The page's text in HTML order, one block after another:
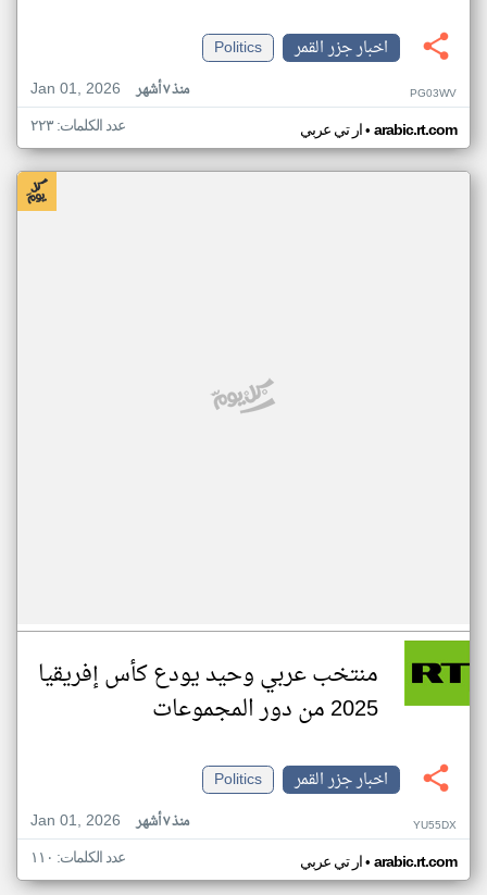
اخبار جزر القمر
Politics
Jan 01, 2026
منذ ٧ أشهر PG03WV
ار تي عربي• arabic.rt.com عدد الكلمات: ٢٢٣
منتخب عربي وحيد يودع كأس إفريقيا
2025 من دور المجموعات
اخبار جزر القمر
Politics
Jan 01, 2026
منذ ٧ أشهر YU55DX
ار تي عربي• arabic.rt.com عدد الكلمات: ١١٠